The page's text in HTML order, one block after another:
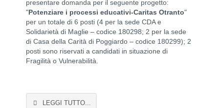
presentare domanda per il seguente progetto:
"Potenziare i processi educativi-Caritas Otranto"
per un totale di 6 posti (4 per la sede CDA e
Solidarietà di Maglie – codice 180298; 2 per la sede
di Casa della Carità di Poggiardo – codice 180299); 2
posti sono riservati a candidati in situazione di
Fragilità o Vulnerabilità.
LEGGI TUTTO...